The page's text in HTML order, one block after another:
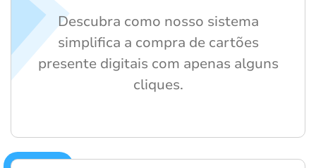
Descubra como nosso sistema
simplifica a compra de cartões
presente digitais com apenas alguns
cliques.